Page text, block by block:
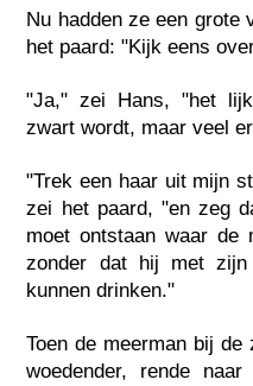
Nu hadden ze een grote
het paard: "Kijk eens
"Ja," zei Hans, "het
zwart wordt, maar veel
"Trek een haar uit mijn
zei het paard, "en zeg
moet ontstaan waar de
zonder dat hij met
kunnen drinken."
Toen de meerman bij de
woedender, rende